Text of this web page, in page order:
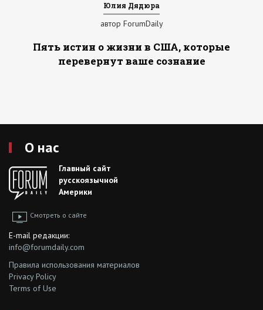
Юлия Дядюра
автор ForumDaily
Пять истин о жизни в США, которые
перевернут ваше сознание
О нас
Главный сайт
русскоязычной
Америки
Смотреть о сайте
E-mail редакции:
info@forumdaily.com
Правила использования материалов
Privacy Policy
Terms of Use